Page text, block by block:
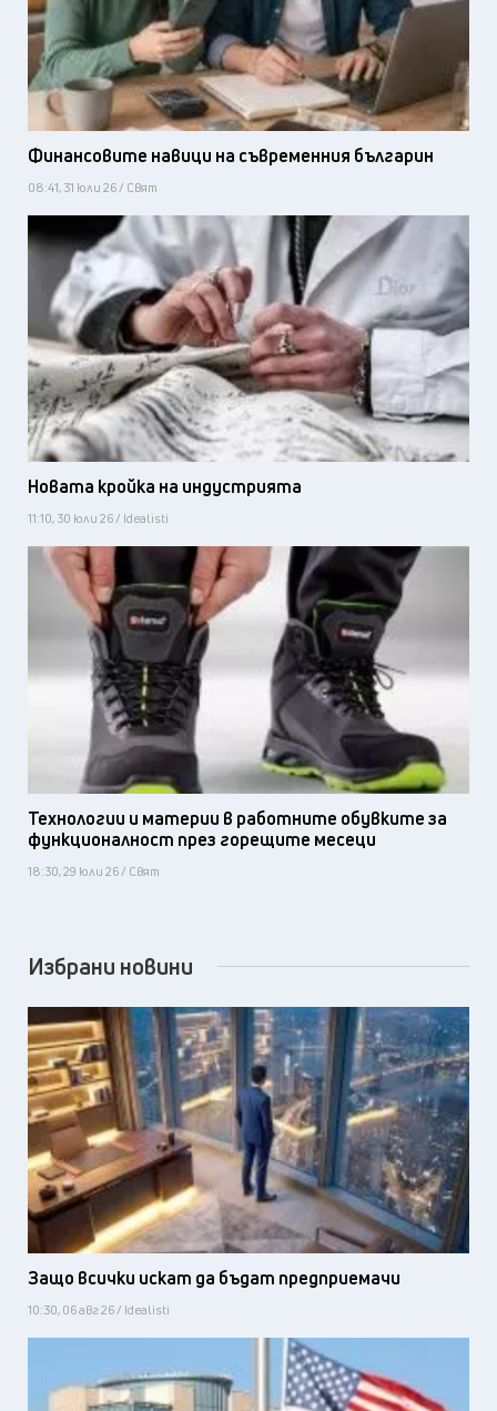
Финансовите навици на съвременния българин
08:41, 31 юли 26 / Свят
Новата кройка на индустрията
11:10, 30 юли 26 / Idealisti
Технологии и материи в работните обувките за
функционалност през горещите месеци
18:30, 29 юли 26 / Свят
Избрани новини
Защо всички искат да бъдат предприемачи
10:30, 06 авг 26 / Idealisti